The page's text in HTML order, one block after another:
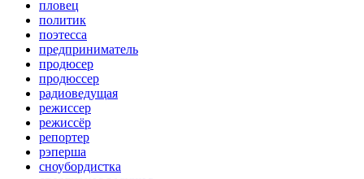
пловец
политик
поэтесса
предприниматель
продюсер
продюссер
радиоведущая
режиссер
режиссёр
репортер
рэперша
сноубордистка